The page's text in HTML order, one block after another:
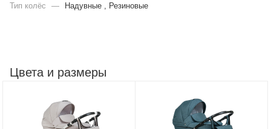
Тип колёс
— Надувные , Резиновые
Цвета и размеры